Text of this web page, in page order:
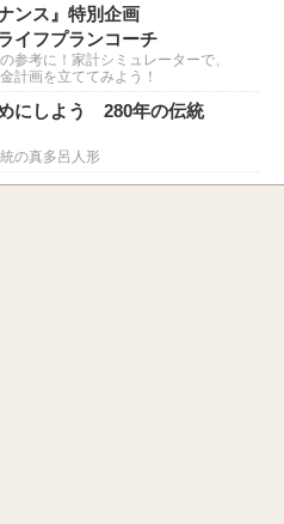
ンス』特別企画
イフプランコーチ
参考に！家計シミュレーターで、
計画を立ててみよう！
にしよう 280年の伝統
の真多呂人形